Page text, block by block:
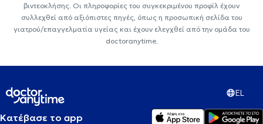
βιντεοκλήσης. Οι πληροφορίες του συγκεκριμένου προφίλ έχουν
συλλεχθεί από αξιόπιστες πηγές, όπως η προσωπική σελίδα του
γιατρού/επαγγελματία υγείας και έχουν ελεγχθεί από την ομάδα του
doctoranytime.
EL
Κατέβασε το app